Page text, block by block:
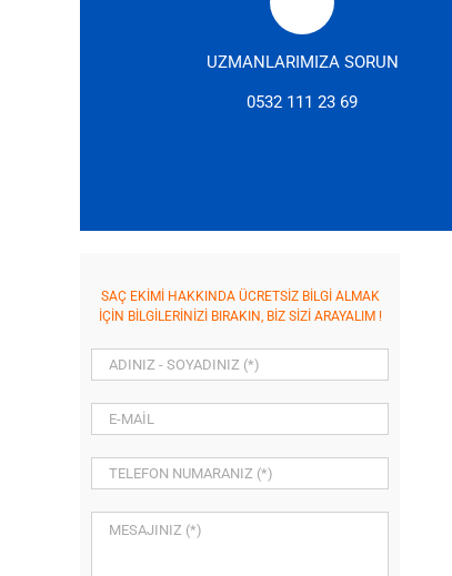
UZMANLARIMIZA SORUN
0532 111 23 69
SAÇ EKİMİ HAKKINDA ÜCRETSİZ BİLGİ ALMAK
İÇİN BİLGİLERİNİZİ BIRAKIN, BİZ SİZİ ARAYALIM !